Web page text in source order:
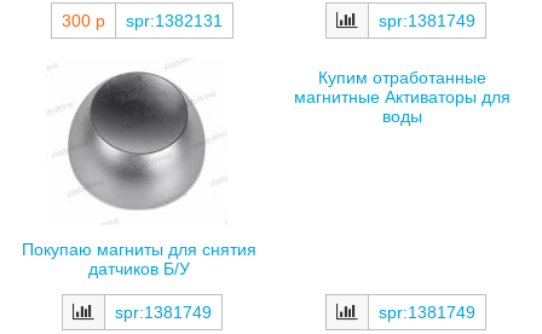
300 р spr:1382131 spr:1381749
Покупаю магниты для снятия
датчиков Б/У
spr:1381749
Купим отработанные
магнитные Активаторы для
воды
spr:1381749